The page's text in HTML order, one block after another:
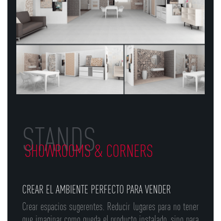
STANDS
SHOWROOMS & CORNERS
CREAR EL AMBIENTE PERFECTO PARA VENDER
Crear espacios sugerentes. Reducir lugares para no tener